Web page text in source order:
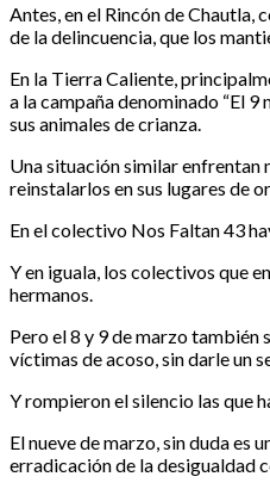
Antes, en el Rincón de Chautla,
de la delincuencia, que los
En la Tierra Caliente,
a la campaña denominado “El
sus animales de crianza.
Una situación similar enfrentan
reinstalarlos en sus lugares de
En el colectivo Nos Faltan 43
Y en iguala, los colectivos que
hermanos.
Pero el 8 y 9 de marzo también
víctimas de acoso, sin darle un
Y rompieron el silencio las que
El nueve de marzo, sin duda es
erradicación de la desigualdad